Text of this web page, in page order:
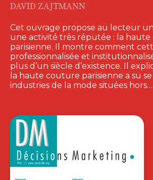
DAVID ZAJTMANN
Cet ouvrage propose au lecteur
une activité très réputée : la
parisienne. Il montre comment
professionnalisée et
plus d’un siècle d’existence. Il
la haute couture parisienne a su
industries de la mode situées hors…